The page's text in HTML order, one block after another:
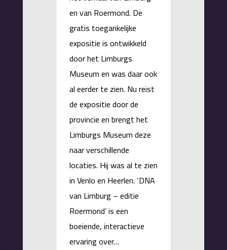
en van Roermond. De
gratis toegankelijke
expositie is ontwikkeld
door het Limburgs
Museum en was daar ook
al eerder te zien. Nu reist
de expositie door de
provincie en brengt het
Limburgs Museum deze
naar verschillende
locaties. Hij was al te zien
in Venlo en Heerlen. ‘DNA
van Limburg – editie
Roermond’ is een
boeiende, interactieve
ervaring over…